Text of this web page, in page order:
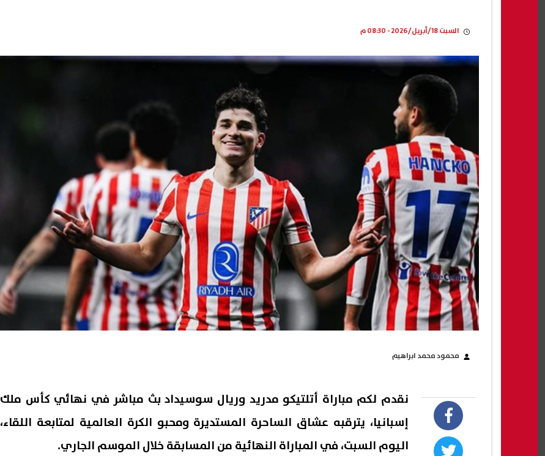
السبت 18/أبريل/2026 - 08:30 م
محمود محمد ابراهيم
نقدم لكم مباراة أتلتيكو مدريد وريال سوسيداد بث مباشر في نهائي كأس ملك
إسبانيا، يترقبه عشاق الساحرة المستديرة ومحبو الكرة العالمية لمتابعة اللقاء،
اليوم السبت، في المباراة النهائية من المسابقة خلال الموسم الجاري.